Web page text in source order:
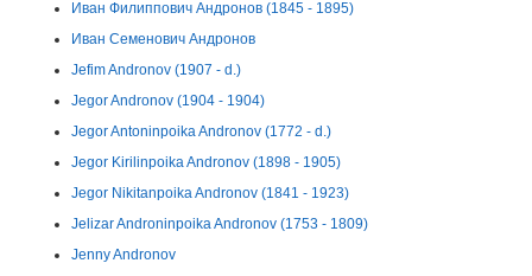
Иван Филиппович Андронов (1845 - 1895)
Иван Семенович Андронов
Jefim Andronov (1907 - d.)
Jegor Andronov (1904 - 1904)
Jegor Antoninpoika Andronov (1772 - d.)
Jegor Kirilinpoika Andronov (1898 - 1905)
Jegor Nikitanpoika Andronov (1841 - 1923)
Jelizar Androninpoika Andronov (1753 - 1809)
Jenny Andronov